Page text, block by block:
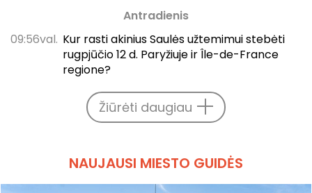
Antradienis
09:56val. Kur rasti akinius Saulės užtemimui stebėti
rugpjūčio 12 d. Paryžiuje ir Île-de-France
regione?
Žiūrėti daugiau
NAUJAUSI MIESTO GUIDĖS